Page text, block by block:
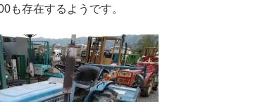
も存在するようです。